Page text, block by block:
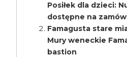
Posiłek dla dzieci:
dostępne na
Famagusta stare
Mury weneckie
bastion